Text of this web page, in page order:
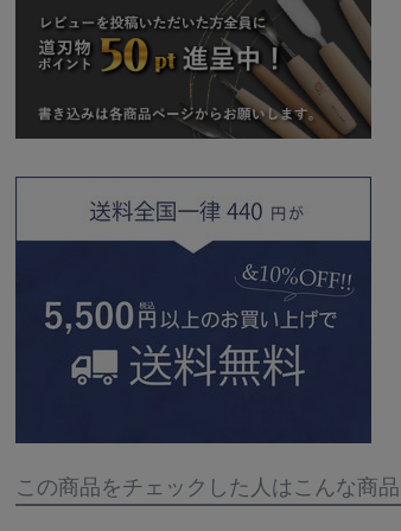
この商品をチェックした人はこんな商